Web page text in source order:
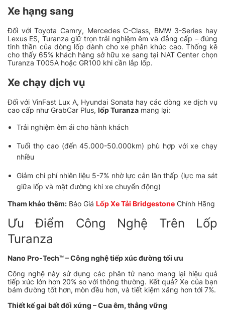
Xe hạng sang
Đối với Toyota Camry, Mercedes C-Class, BMW 3-Series hay
Lexus ES, Turanza giữ trọn trải nghiệm êm và đẳng cấp – đúng
tinh thần của dòng lốp dành cho xe phân khúc cao. Thống kê
cho thấy 65% khách hàng sở hữu xe sang tại NAT Center chọn
Turanza T005A hoặc GR100 khi cần lắp lốp.
Xe chạy dịch vụ
Đối với VinFast Lux A, Hyundai Sonata hay các dòng xe dịch vụ
cao cấp như GrabCar Plus, lốp Turanza mang lại:
Trải nghiệm êm ái cho hành khách
Tuổi thọ cao (đến 45.000-50.000km) phù hợp với xe chạy
nhiều
Giảm chi phí nhiên liệu 5-7% nhờ lực cản lăn thấp (lực ma sát
giữa lốp và mặt đường khi xe chuyển động)
Tham khảo thêm: Báo Giá Lốp Xe Tải Bridgestone Chính Hãng
Ưu Điểm Công Nghệ Trên Lốp
Turanza
Nano Pro-Tech™ – Công nghệ tiếp xúc đường tối ưu
Công nghệ này sử dụng các phân tử nano mang lại hiệu quả
tiếp xúc lớn hơn 20% so với thông thường. Kết quả? Xe của bạn
bám đường tốt hơn, mòn đều hơn, và tiết kiệm xăng hơn tới 7%.
Thiết kế gai bất đối xứng – Cua êm, thẳng vững